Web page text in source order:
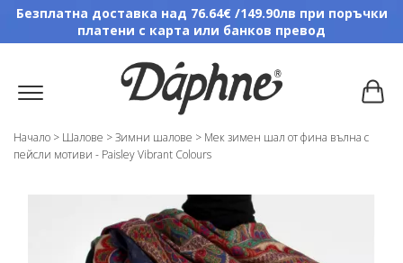
Безплатна доставка над 76.64€ /149.90лв при поръчки
платени с карта или банков превод
Начало > Шалове >Зимни шалове > Мек зимен шал от фина вълна с
пейсли мотиви - Paisley Vibrant Colours